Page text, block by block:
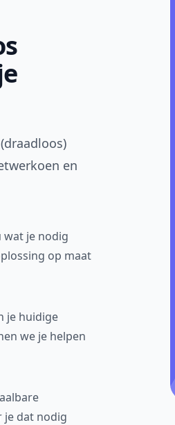
en
wat je nodig
op maat
je huidige
we je helpen
je dat nodig